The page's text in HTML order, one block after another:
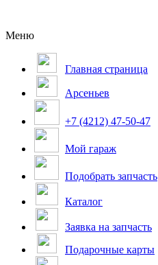
Меню
Главная страница
Арсеньев
+7 (4212) 47-50-47
Мой гараж
Подобрать запчасть
Каталог
Заявка на запчасть
Подарочные карты